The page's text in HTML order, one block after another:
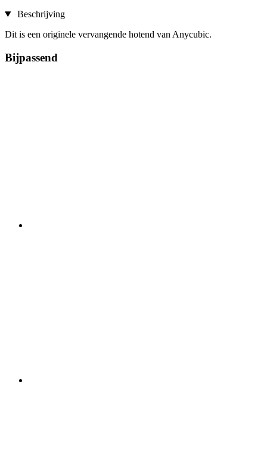
Beschrijving
Dit is een originele vervangende hotend van Anycubic.
Bijpassend